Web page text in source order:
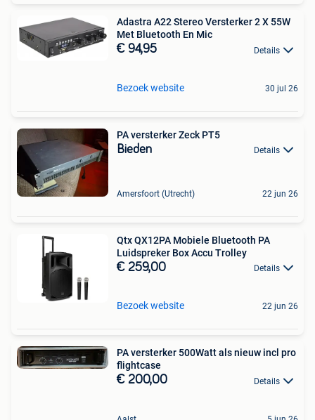
Adastra A22 Stereo Versterker 2 X 55W
Met Bluetooth En Mic
€ 94,95 Details
Bezoek website 30 jul 26
PA versterker Zeck PT5
Bieden Details
Amersfoort (Utrecht) 22 jun 26
Qtx QX12PA Mobiele Bluetooth PA
Luidspreker Box Accu Trolley
€ 259,00 Details
Bezoek website 22 jun 26
PA versterker 500Watt als nieuw incl pro
flightcase
€ 200,00 Details